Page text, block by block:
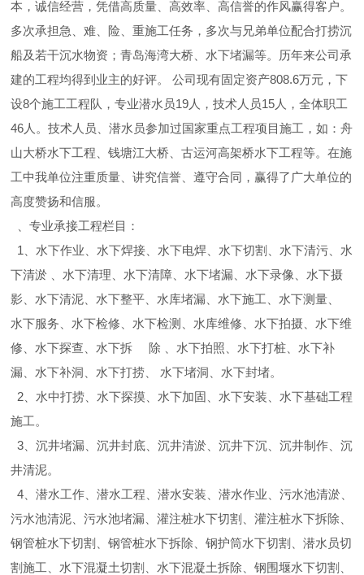
本，诚信经营，凭借高质量、高效率、高信誉的作风赢得客户。
多次承担急、难、险、重施工任务，多次与兄弟单位配合打捞沉
船及若干沉水物资；青岛海湾大桥、水下堵漏等。历年来公司承
建的工程均得到业主的好评。 公司现有固定资产808.6万元，下
设8个施工工程队，专业潜水员19人，技术人员15人，全体职工
46人。技术人员、潜水员参加过国家重点工程项目施工，如：舟
山大桥水下工程、钱塘江大桥、古运河高架桥水下工程等。在施
工中我单位注重质量、讲究信誉、遵守合同，赢得了广大单位的
高度赞扬和信服。
、专业承接工程栏目：
1、水下作业、水下焊接、水下电焊、水下切割、水下清污、水
下清淤 、水下清理、水下清障、水下堵漏、水下录像、水下摄
影、水下清泥、水下整平、水库堵漏、水下施工、水下测量、
水下服务、水下检修、水下检测、水库维修、水下拍摄、水下维
修、水下探查、水下拆 除 、水下拍照、水下打桩、水下补
漏、水下补洞、水下打捞、 水下堵洞、水下封堵。
2、水中打捞、水下探摸、水下加固、水下安装、水下基础工程
施工。
3、沉井堵漏、沉井封底、沉井清淤、沉井下沉、沉井制作、沉
井清泥。
4、潜水工作、潜水工程、潜水安装、潜水作业、污水池清淤、
污水池清泥、污水池堵漏、灌注桩水下切割、灌注桩水下拆除、
钢管桩水下切割、钢管桩水下拆除、钢护筒水下切割、潜水员切
割施工、水下混凝土切割、水下混凝土拆除、钢围堰水下切割、